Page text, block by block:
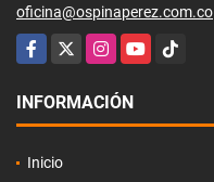
oficina@ospinaperez.com.co
Facebook
X InstagramYouTubeTikTok
INFORMACIÓN
Inicio